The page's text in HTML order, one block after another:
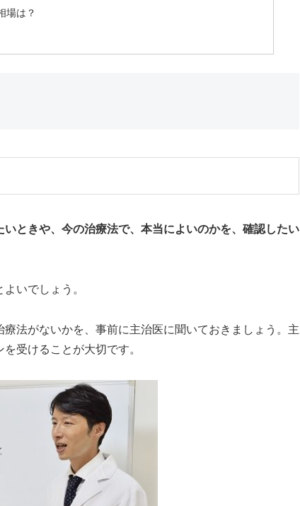
場は？
ときや、今の治療法で、本当によいのかを、確認したい
いでしょう。
法がないかを、事前に主治医に聞いておきましょう。主
受けることが大切です。